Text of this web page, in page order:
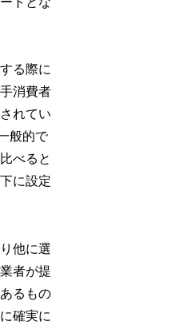
る際に
消費者
れてい
般的で
べると
に設定
他に選
者が提
るもの
確実に